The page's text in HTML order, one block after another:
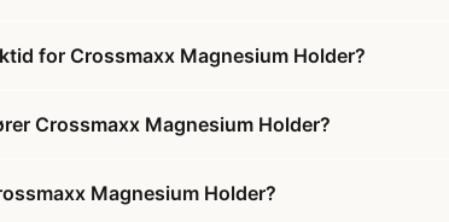
for Crossmaxx Magnesium Holder?
Crossmaxx Magnesium Holder?
Magnesium Holder?